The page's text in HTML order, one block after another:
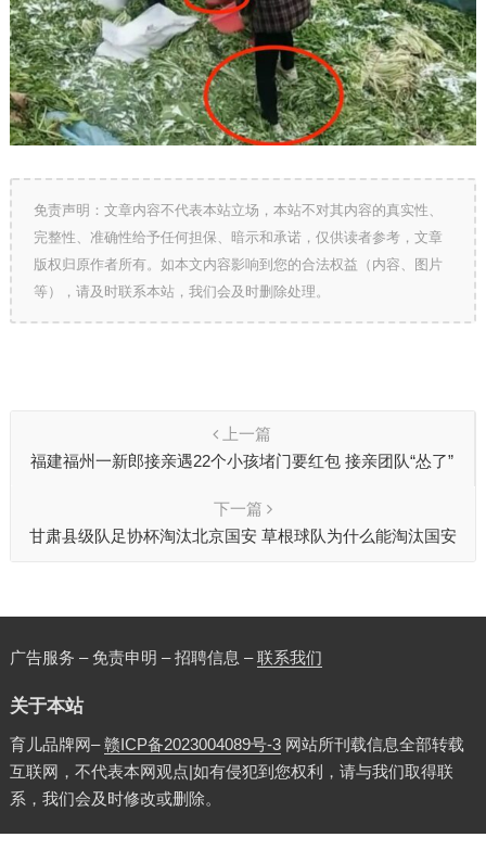
免责声明：文章内容不代表本站立场，本站不对其内容的真实性、
完整性、准确性给予任何担保、暗示和承诺，仅供读者参考，文章
版权归原作者所有。如本文内容影响到您的合法权益（内容、图片
等），请及时联系本站，我们会及时删除处理。
上一篇
福建福州一新郎接亲遇22个小孩堵门要红包 接亲团队“怂了”
下一篇
甘肃县级队足协杯淘汰北京国安 草根球队为什么能淘汰国安
广告服务 – 免责申明 – 招聘信息 –联系我们
关于本站
育儿品牌网–赣ICP备2023004089号-3网站所刊载信息全部转载
互联网，不代表本网观点|如有侵犯到您权利，请与我们取得联
系，我们会及时修改或删除。